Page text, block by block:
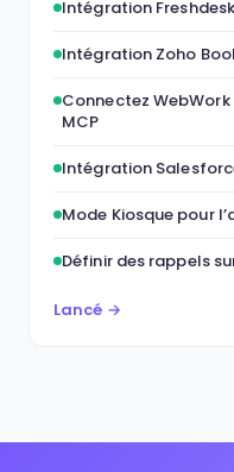
Intégration Freshdesk
Intégration Zoho
Connectez
MCP
Intégration
Mode Kiosque pour
Définir des rappels
Lancé →